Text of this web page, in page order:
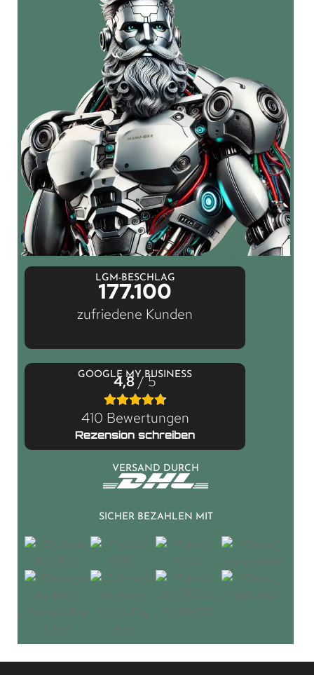
LGM-BESCHLAG
177.100
zufriedene Kunden
GOOGLE MY BUSINESS
4,8/ 5
410 Bewertungen
Rezension schreiben
VERSAND DURCH
SICHER BEZAHLEN MIT